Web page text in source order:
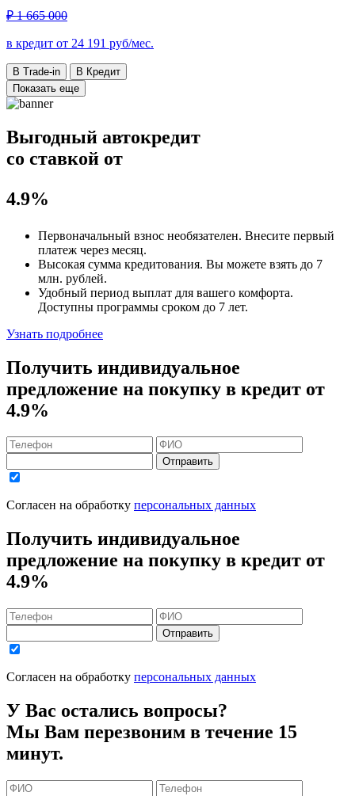
₽ 1 665 000
в кредит от 24 191 руб/мес.
В Trade-in
В Кредит
Показать еще
Выгодный автокредит
со ставкой от
4.9%
Первоначальный взнос необязателен. Внесите первый
платеж через месяц.
Высокая сумма кредитования. Вы можете взять до 7
млн. рублей.
Удобный период выплат для вашего комфорта.
Доступны программы сроком до 7 лет.
Узнать подробнее
Получить индивидуальное
предложение на покупку в кредит от
4.9%
Отправить
Согласен на обработку персональных данных
Получить индивидуальное
предложение на покупку в кредит от
4.9%
Отправить
Согласен на обработку персональных данных
У Вас остались вопросы?
Мы Вам перезвоним в течение 15
минут.